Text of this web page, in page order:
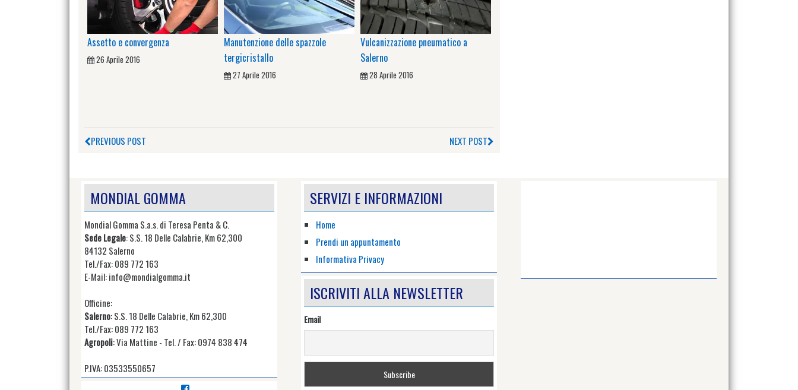
Assetto e convergenza
26 Aprile 2016
Manutenzione delle spazzole
tergicristallo
27 Aprile 2016
Vulcanizzazione pneumatico a
Salerno
28 Aprile 2016
PREVIOUS POST NEXT POST
MONDIAL GOMMA
Mondial Gomma S.a.s. di Teresa Penta & C.
Sede Legale: S.S. 18 Delle Calabrie, Km 62,300
84132 Salerno
Tel./Fax: 089 772 163
E-Mail: info@mondialgomma.it
Officine:
Salerno: S.S. 18 Delle Calabrie, Km 62,300
Tel./Fax: 089 772 163
Agropoli: Via Mattine - Tel. / Fax: 0974 838 474
P.IVA: 03533550657
SERVIZI E INFORMAZIONI
Home
Prendi un appuntamento
Informativa Privacy
ISCRIVITI ALLA NEWSLETTER
Email